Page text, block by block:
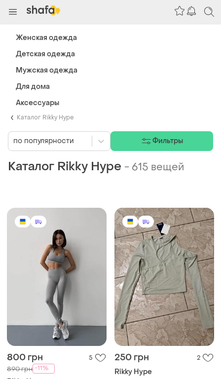
Каталог Rikky Hype
Каталог Rikky Hype - 615 вещей
800 грн 5
890 грн -11%
250 грн 2
Rikky Hype
по популярности Фильтры
Женская одежда
Детская одежда
Мужская одежда
Для дома
Аксессуары